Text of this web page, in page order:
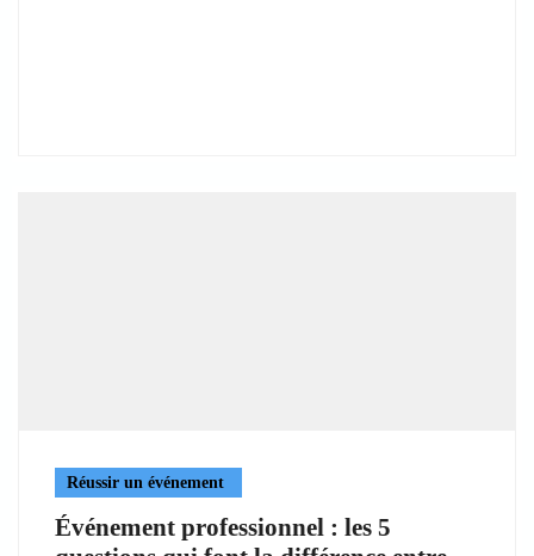
Réussir un événement
Événement professionnel : les 5